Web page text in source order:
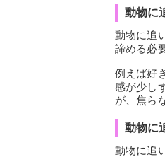
動物に
動物に追
諦める必
例えば好
感が少し
が、焦ら
動物に
動物に追